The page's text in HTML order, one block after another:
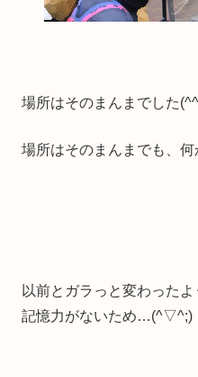
場所はそのまんまでした
場所はそのまんまでも、何
以前とガラっと変わった
記憶力がないため…(^▽^;)